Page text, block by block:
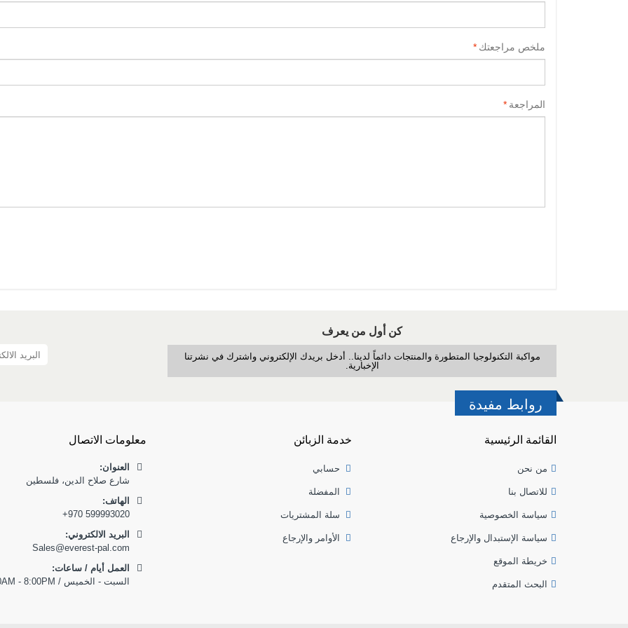
* ملخص مراجعتك
* المراجعة
كن أول من يعرف
مواكبة التكنولوجيا المتطورة والمنتجات دائماً لدينا.. أدخل بريدك الإلكتروني واشترك في نشرتنا
الإخبارية.
روابط مفيدة
القائمة الرئيسية
من نحن
للاتصال بنا
سياسة الخصوصية
سياسة الإستبدال والإرجاع
خريطة الموقع
البحث المتقدم
خدمة الزبائن
حسابي
المفضلة
سلة المشتريات
الأوامر والإرجاع
معلومات الاتصال
العنوان:
شارع صلاح الدين، فلسطين
:الهاتف
+970 599993020
البريد الالكتروني:
Sales@everest-pal.com
العمل أيام / ساعات:
السبت - الخميس / 9:00AM - 8:00PM